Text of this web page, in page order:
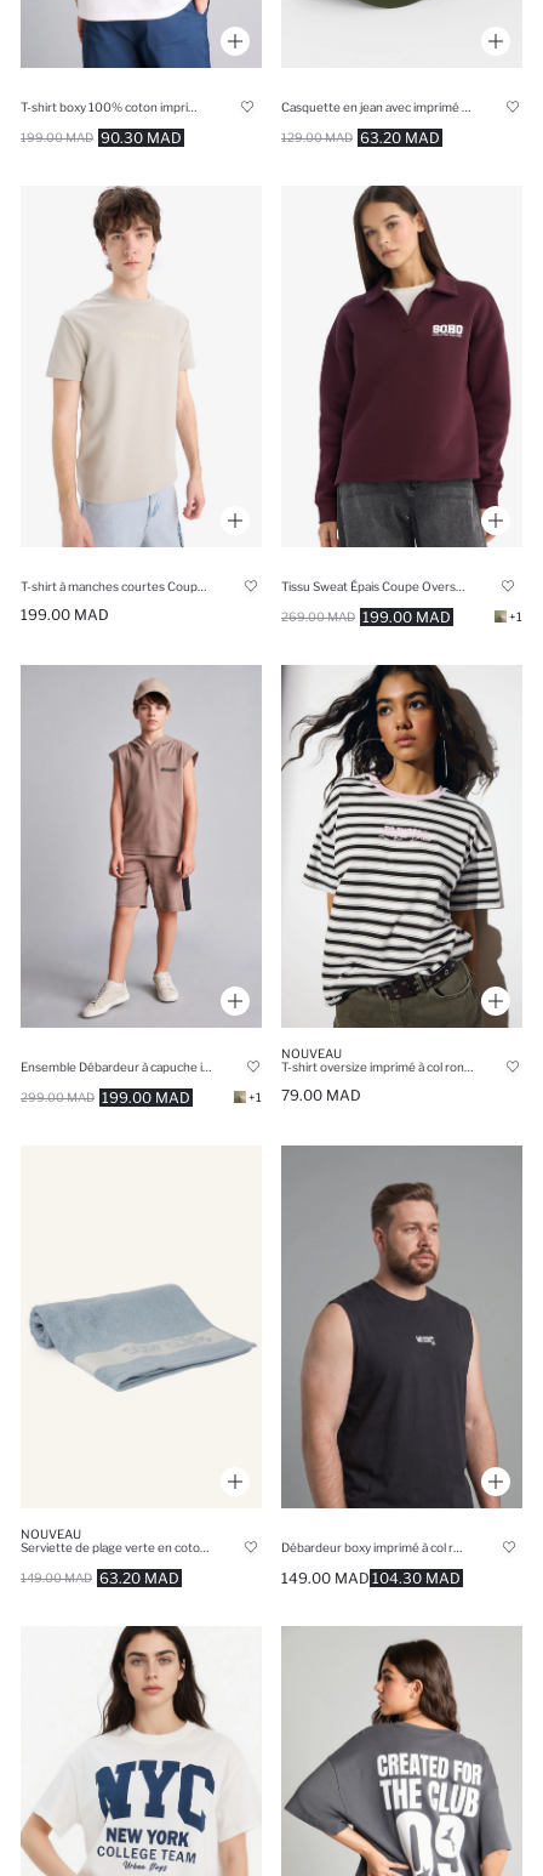
90.30 MAD
199.00 MAD 63.20 MAD
129.00 MAD
T-shirt à manches courtes Coupe Régulière
199.00 MAD
Tissu Sweat Épais Coupe Oversize
199.00 MAD
269.00 MAD +1
199.00 MAD
299.00 MAD +1
NOUVEAU
79.00 MAD
NOUVEAU
63.20 MAD
149.00 MAD 104.30 MAD
149.00 MAD